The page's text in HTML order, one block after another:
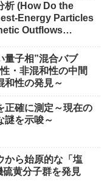
析 (How Do the
Energy Particles
Outflows
量子相”混合バブ
・非混和性の中間
和性の発見～
正確に測定～現在の
謎を示唆～
から始原的な「塩
硫黄分子群を発見